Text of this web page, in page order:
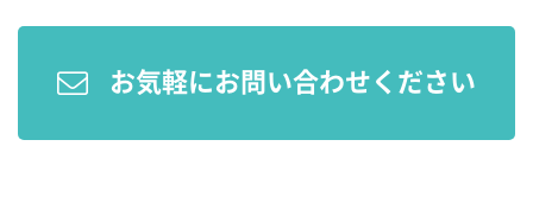
お気軽にお問い合わせください